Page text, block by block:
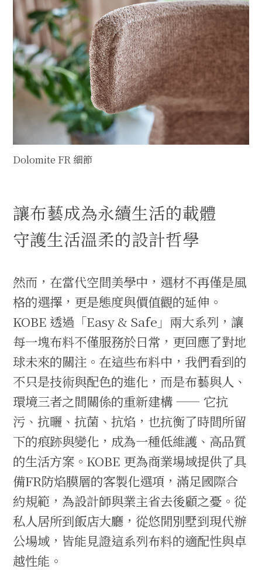
Dolomite FR 細節
讓布藝成為永續生活的載體
守護生活溫柔的設計哲學
然而，在當代空間美學中，選材不再僅是風
格的選擇，更是態度與價值觀的延伸。
KOBE 透過「Easy & Safe」兩大系列，讓
每一塊布料不僅服務於日常，更回應了對地
球未來的關注。在這些布料中，我們看到的
不只是技術與配色的進化，而是布藝與人、
環境三者之間關係的重新建構 —— 它抗
污、抗曬、抗菌、抗焰，也抗衡了時間所留
下的痕跡與變化，成為一種低維護、高品質
的生活方案。KOBE 更為商業場域提供了具
備FR防焰膜層的客製化選項，滿足國際合
約規範，為設計師與業主省去後顧之憂。從
私人居所到飯店大廳，從悠閒別墅到現代辦
公場域，皆能見證這系列布料的適配性與卓
越性能。